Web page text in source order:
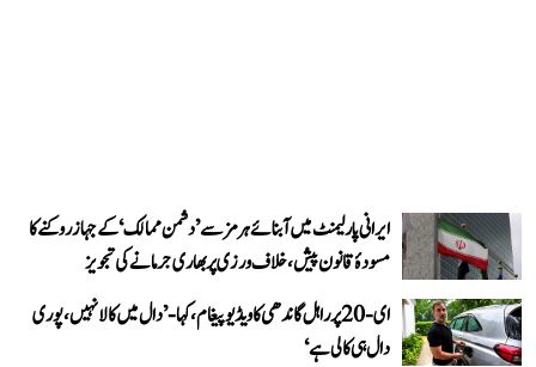
ایرانی پارلیمنٹ میں آبنائے ہرمز سے ’دشمن ممالک‘ کے جہاز روکنے کا
مسودۂ قانون پیش، خلاف ورزی پر بھاری جرمانے کی تجویز
ای-20 پر راہل گاندھی کا ویڈیو پیغام، کہا- ’دال میں کالا نہیں، پوری
دال ہی کالی ہے‘